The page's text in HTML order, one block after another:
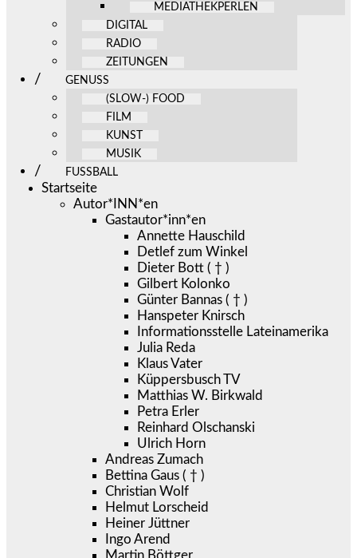
MEDIATHEKPERLEN
DIGITAL
RADIO
ZEITUNGEN
GENUSS
(SLOW-) FOOD
FILM
KUNST
MUSIK
FUSSBALL
Startseite
Autor*INN*en
Gastautor*inn*en
Annette Hauschild
Detlef zum Winkel
Dieter Bott ( † )
Gilbert Kolonko
Günter Bannas ( † )
Hanspeter Knirsch
Informationsstelle Lateinamerika
Julia Reda
Klaus Vater
Küppersbusch TV
Matthias W. Birkwald
Petra Erler
Reinhard Olschanski
Ulrich Horn
Andreas Zumach
Bettina Gaus ( † )
Christian Wolf
Helmut Lorscheid
Heiner Jüttner
Ingo Arend
Martin Böttger